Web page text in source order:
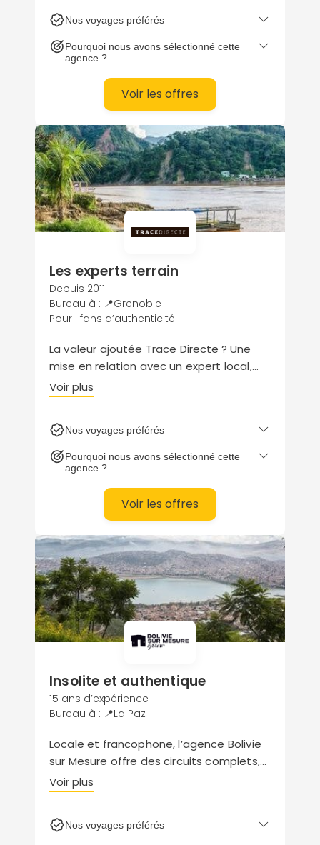
prix en direct vous assurent de profiter
d’un rapport qualité/prix optimal.
Nos voyages préférés
Pourquoi nous avons sélectionné cette
agence ?
Voir les offres
Les experts terrain
Depuis 2011
Bureau à : 📍Grenoble
Pour : fans d’authenticité
La valeur ajoutée Trace Directe ? Une
mise en relation avec un expert local,
installé en Bolivie. Fort de sa
connaissance inégalée du terrain, il
d’adresses secrètes et d’expériences
inédites. Un voyage authentique à la
logistique bien rodée !
Voir plus
Nos voyages préférés
Pourquoi nous avons sélectionné cette
agence ?
Voir les offres
Insolite et authentique
15 ans d’expérience
Bureau à : 📍La Paz
Locale et francophone, l’agence Bolivie
sur Mesure offre des circuits complets,
façonnés au gré de vos envies. Déjà sur
place ? Profitez d’activités ponctuelles
avec la communauté Jatun Yampara.
Voir plus
Nos voyages préférés